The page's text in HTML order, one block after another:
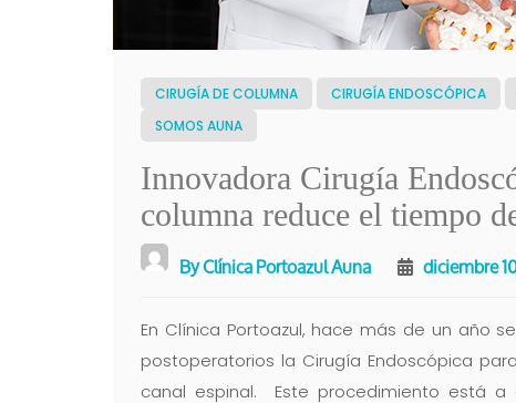
CIRUGÍA DE COLUMNA CIRUGÍA ENDOSCÓPICA
SOMOS AUNA
Innovadora Cirugía
columna reduce el tiempo
ByClínica Portoazul Auna diciembre
En Clínica Portoazul, hace más de un año
postoperatorios la Cirugía Endoscópica
canal espinal. Este procedimiento está a